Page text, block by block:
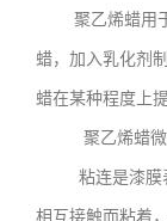
聚乙烯蜡用于
蜡，加入乳化剂
蜡在某种程度上
聚乙烯蜡微粉
粘连是漆膜表
相互接触而粘着